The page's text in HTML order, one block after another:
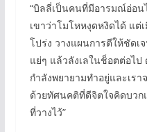
“บิลลี่เป็นคนที่มีอารมณ์อ่อน
เขาว่าโมโหหงุดหงิดได้ แต่
โปร่ง วางแผนการตีให้ชัดเ
แย่ๆ แล้วลังเลในช็อตต่อไป
กำลังพยายามทำอยู่และเร
ด้วยทัศนคติที่ดีจิตใจคิดบวก
ที่วางไว้”